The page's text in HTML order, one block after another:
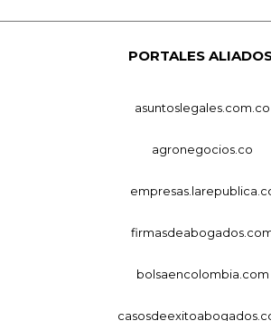
PORTALES
asuntoslegales.com.co
agronegocios.co
bolsaencolombia.com